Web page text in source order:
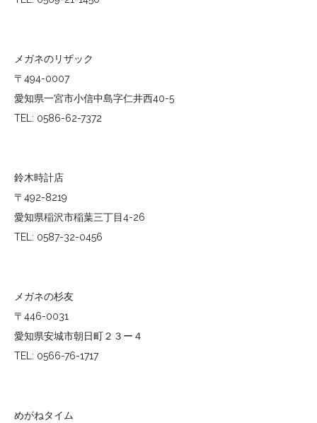
メガネのリザック
〒494-0007
愛知県一宮市小信中島字仁井西40-5
TEL: 0586-62-7372
鈴木時計店
〒492-8219
愛知県稲沢市稲葉三丁目4-26
TEL: 0587-32-0456
メガネの杉友
〒446-0031
愛知県安城市朝日町２３ー４
TEL: 0566-76-1717
めがねタイム